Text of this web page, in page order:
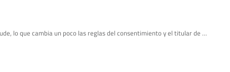
lo que cambia un poco las reglas del consentimiento y el titular de …